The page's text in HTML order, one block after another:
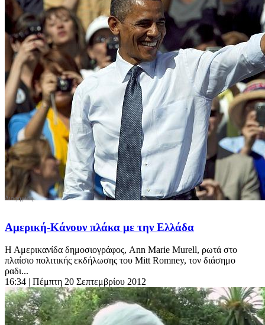
Αμερική-Κάνουν πλάκα με την Ελλάδα
Η Αμερικανίδα δημοσιογράφος, Ann Marie Murell, ρωτά στο
πλαίσιο πολιτικής εκδήλωσης του Mitt Romney, τον διάσημο
ραδι...
16:34 | Πέμπτη 20 Σεπτεμβρίου 2012